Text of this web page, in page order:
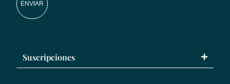
ENVIAR
Suscripciones